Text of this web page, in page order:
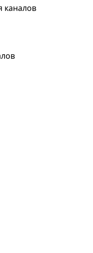
каналов